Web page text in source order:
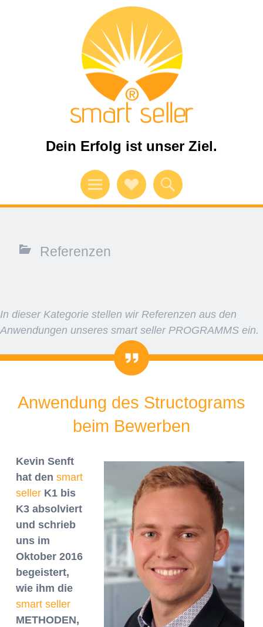
Dein Erfolg ist unser Ziel.
Menü
Verweise
Medien
Suchen
Referenzen
In dieser Kategorie stellen wir Referenzen aus den
Anwendungen unseres smart seller PROGRAMMS ein.
Zitat
Anwendung des Structograms
beim Bewerben
Kevin Senft
hat den smart
seller K1 bis
K3 absolviert
und schrieb
uns im
Oktober 2016
begeistert,
wie ihm die
smart seller
METHODEN,